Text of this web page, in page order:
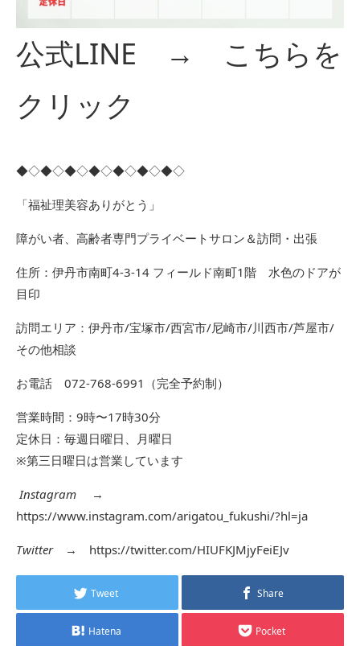
公式LINE → こちらを
クリック
◆◇◆◇◆◇◆◇◆◇◆◇◆◇
「福祉理美容ありがとう」
障がい者、高齢者専門プライベートサロン＆訪問・出張
住所：伊丹市南町4-3-14 フィールド南町1階 水色のドアが
目印
訪問エリア：伊丹市/宝塚市/西宮市/尼崎市/川西市/芦屋市/
その他相談
お電話 072-768-6991（完全予約制）
営業時間：9時〜17時30分
定休日：毎週日曜日、月曜日
※第三日曜日は営業しています
Instagram →
https://www.instagram.com/arigatou_fukushi/?hl=ja
Twitter→ https://twitter.com/HIUFKJMjyFeiEJv
Tweet Share
Hatena Pocket